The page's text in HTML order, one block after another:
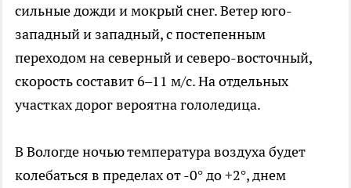
сильные дожди и мокрый снег. Ветер юго-
западный и западный, с постепенным
переходом на северный и северо-восточный,
скорость составит 6–11 м/с. На отдельных
участках дорог вероятна гололедица.
В Вологде ночью температура воздуха будет
колебаться в пределах от -0° до +2°, днем